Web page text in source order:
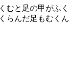
むと足の甲がふく
らんだ足もむくん